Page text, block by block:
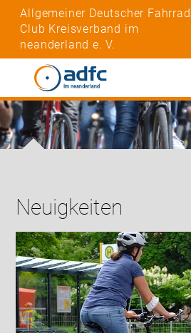
Allgemeiner Deutscher
Club Kreisverband im
neanderland e. V.
Neuigkeiten